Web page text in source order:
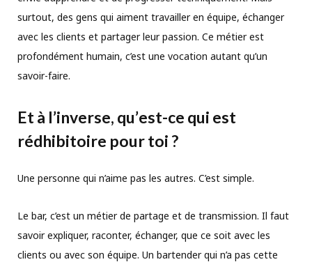
surtout, des gens qui aiment travailler en équipe, échanger
avec les clients et partager leur passion. Ce métier est
profondément humain, c’est une vocation autant qu’un
savoir-faire.
Et à l’inverse, qu’est-ce qui est
rédhibitoire pour toi ?
Une personne qui n’aime pas les autres. C’est simple.
Le bar, c’est un métier de partage et de transmission. Il faut
savoir expliquer, raconter, échanger, que ce soit avec les
clients ou avec son équipe. Un bartender qui n’a pas cette